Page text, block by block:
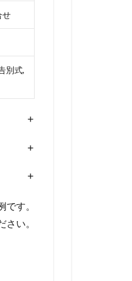
せ
別式,
+
+
+
す。
い。